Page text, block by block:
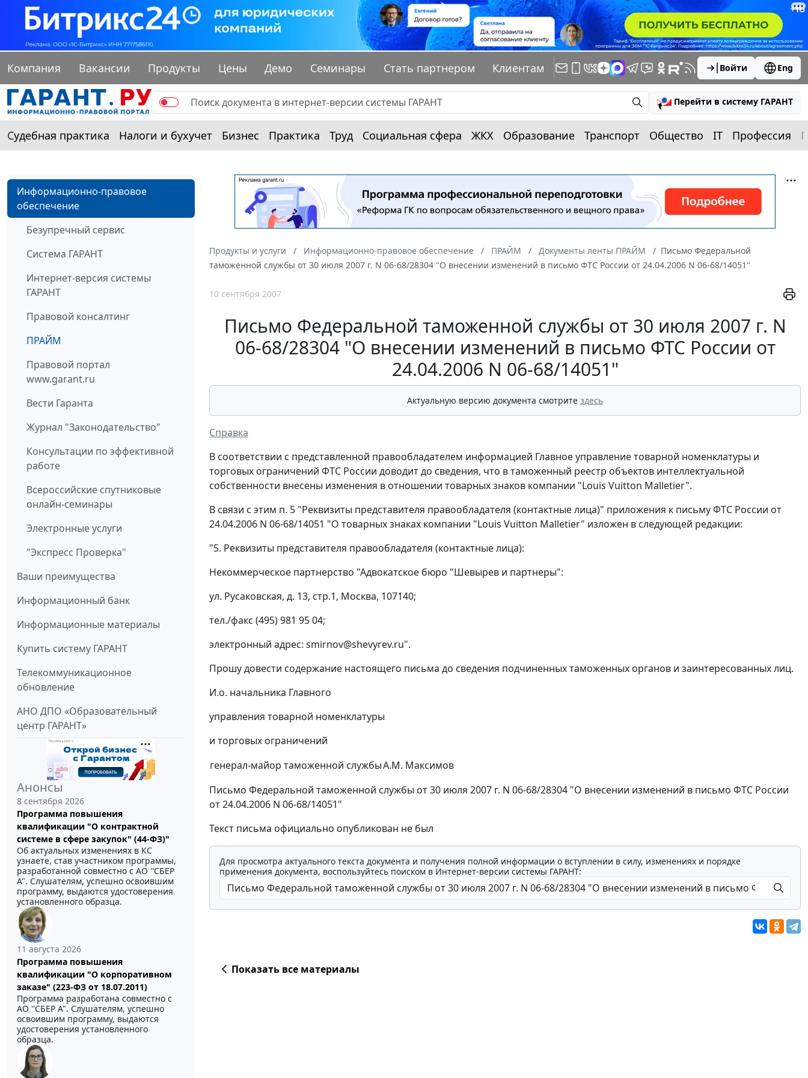
Компания Вакансии Продукты Цены Демо Семинары Стать партнером Клиентам Войти Eng
Перейти в систему ГАРАНТ
Судебная практика Налоги и бухучет Бизнес Практика Труд Социальная сфера ЖКХ Образование Транспорт Общество IT Профессия
Информационно-правовое
обеспечение
Безупречный сервис
Система ГАРАНТ
Интернет-версия системы
ГАРАНТ
Правовой консалтинг
ПРАЙМ
Правовой портал
www.garant.ru
Вести Гаранта
Журнал "Законодательство"
Консультации по эффективной
работе
Всероссийские спутниковые
онлайн-семинары
Электронные услуги
"Экспресс Проверка"
Ваши преимущества
Информационный банк
Информационные материалы
Купить систему ГАРАНТ
Телекоммуникационное
обновление
АНО ДПО «Образовательный
центр ГАРАНТ»
Анонсы
8 сентября 2026
Программа повышения
квалификации "О контрактной
системе в сфере закупок" (44-ФЗ)"
Об актуальных изменениях в КС
узнаете, став участником программы,
разработанной совместно с АО ''СБЕР
А". Слушателям, успешно освоившим
программу, выдаются удостоверения
установленного образца.
11 августа 2026
Программа повышения
квалификации "О корпоративном
заказе" (223-ФЗ от 18.07.2011)
Программа разработана совместно с
АО ''СБЕР А". Слушателям, успешно
освоившим программу, выдаются
удостоверения установленного
образца.
Продукты и услуги Информационно-правовое обеспечение ПРАЙМ Документы ленты ПРАЙМ
Письмо Федеральной
таможенной службы от 30 июля 2007 г. N 06-68/28304 "О внесении изменений в письмо ФТС России от 24.04.2006 N 06-68/14051"
10 сентября 2007
Письмо Федеральной таможенной службы от 30 июля 2007 г. N
06-68/28304 "О внесении изменений в письмо ФТС России от
24.04.2006 N 06-68/14051"
Актуальную версию документа смотрите здесь
Справка
В соответствии с представленной правообладателем информацией Главное управление товарной номенклатуры и
торговых ограничений ФТС России доводит до сведения, что в таможенный реестр объектов интеллектуальной
собственности внесены изменения в отношении товарных знаков компании "Louis Vuitton Malletier".
В связи с этим п. 5 "Реквизиты представителя правообладателя (контактные лица)" приложения к письму ФТС России от
24.04.2006 N 06-68/14051 "О товарных знаках компании "Louis Vuitton Malletier" изложен в следующей редакции:
"5. Реквизиты представителя правообладателя (контактные лица):
Некоммерческое партнерство "Адвокатское бюро "Шевырев и партнеры":
ул. Русаковская, д. 13, стр.1, Москва, 107140;
тел./факс (495) 981 95 04;
электронный адрес: smirnov@shevyrev.ru".
Прошу довести содержание настоящего письма до сведения подчиненных таможенных органов и заинтересованных лиц.
И.о. начальника Главного
управления товарной номенклатуры
и торговых ограничений
генерал-майор таможенной службыА.М. Максимов
Письмо Федеральной таможенной службы от 30 июля 2007 г. N 06-68/28304 "О внесении изменений в письмо ФТС России
от 24.04.2006 N 06-68/14051"
Текст письма официально опубликован не был
Для просмотра актуального текста документа и получения полной информации о вступлении в силу, изменениях и порядке
применения документа, воспользуйтесь поиском в Интернет-версии системы ГАРАНТ:
Показать все материалы